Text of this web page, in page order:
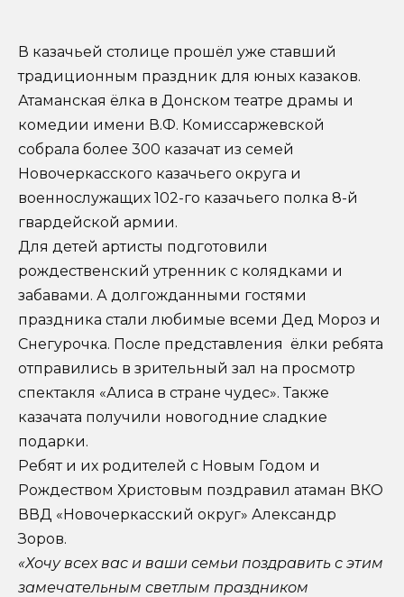
В казачьей столице прошёл уже ставший
традиционным праздник для юных казаков.
Атаманская ёлка в Донском театре драмы и
комедии имени В.Ф. Комиссаржевской
собрала более 300 казачат из семей
Новочеркасского казачьего округа и
военнослужащих 102-го казачьего полка 8-й
гвардейской армии.
Для детей артисты подготовили
рождественский утренник с колядками и
забавами. А долгожданными гостями
праздника стали любимые всеми Дед Мороз и
Снегурочка. После представления ёлки ребята
отправились в зрительный зал на просмотр
спектакля «Алиса в стране чудес». Также
казачата получили новогодние сладкие
подарки.
Ребят и их родителей с Новым Годом и
Рождеством Христовым поздравил атаман ВКО
ВВД «Новочеркасский округ» Александр
Зоров.
«Хочу всех вас и ваши семьи поздравить с этим
замечательным светлым праздником